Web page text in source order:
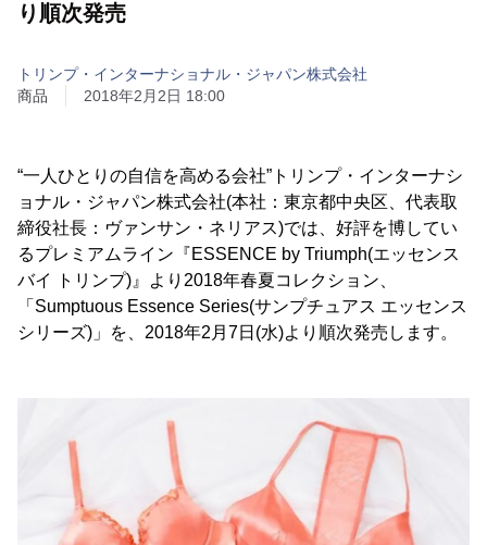
り順次発売
トリンプ・インターナショナル・ジャパン株式会社
商品
2018年2月2日 18:00
“一人ひとりの自信を高める会社”トリンプ・インターナシ
ョナル・ジャパン株式会社(本社：東京都中央区、代表取
締役社長：ヴァンサン・ネリアス)では、好評を博してい
るプレミアムライン『ESSENCE by Triumph(エッセンス
バイ トリンプ)』より2018年春夏コレクション、
「Sumptuous Essence Series(サンプチュアス エッセンス
シリーズ)」を、2018年2月7日(水)より順次発売します。